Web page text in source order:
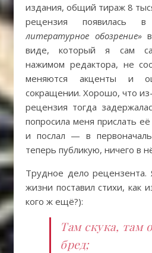
издания, общий тираж 8
рецензия появилась
литературное обозрение»в
виде, который я сам
нажимом редактора, не
меняются акценты и
сокращении. Хорошо, что
рецензия тогда
попросила меня прислать
и послал — в
теперь публикую, ничего в
Трудное дело рецензента.
жизни поставил стихи, как
кого ж ещё?):
Там скука, там
бред;